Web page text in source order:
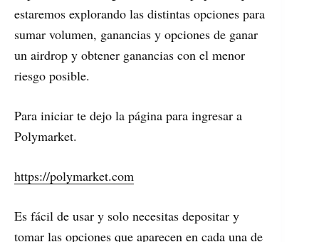
estaremos explorando las distintas opciones para
sumar volumen, ganancias y opciones de ganar
un airdrop y obtener ganancias con el menor
riesgo posible.
Para iniciar te dejo la página para ingresar a
Polymarket.
https://polymarket.com
Es fácil de usar y solo necesitas depositar y
tomar las opciones que aparecen en cada una de